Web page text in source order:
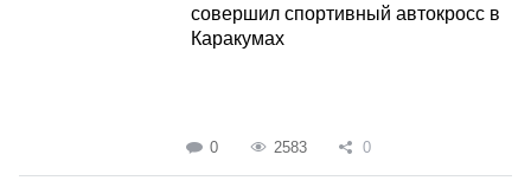
совершил спортивный автокросс в
Каракумах
0 2583 0